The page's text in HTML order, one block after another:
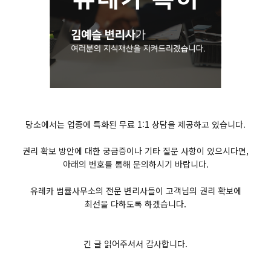
당소에서는 업종에 특화된 무료 1:1 상담을 제공하고 있습니다.
권리 확보 방안에 대한 궁금증이나 기타 질문 사항이 있으시다면,
아래의 번호를 통해 문의하시기 바랍니다.
유레카 법률사무소의 전문 변리사들이 고객님의 권리 확보에
최선을 다하도록 하겠습니다.
긴 글 읽어주셔서 감사합니다.